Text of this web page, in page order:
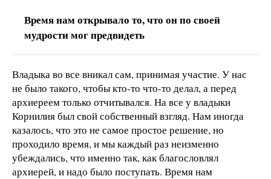
Время нам открывало то, что он по своей
мудрости мог предвидеть
Владыка во все вникал сам, принимая участие. У нас
не было такого, чтобы кто-то что-то делал, а перед
архиереем только отчитывался. На все у владыки
Корнилия был свой собственный взгляд. Нам иногда
казалось, что это не самое простое решение, но
проходило время, и мы каждый раз неизменно
убеждались, что именно так, как благословлял
архиерей, и надо было поступать. Время нам